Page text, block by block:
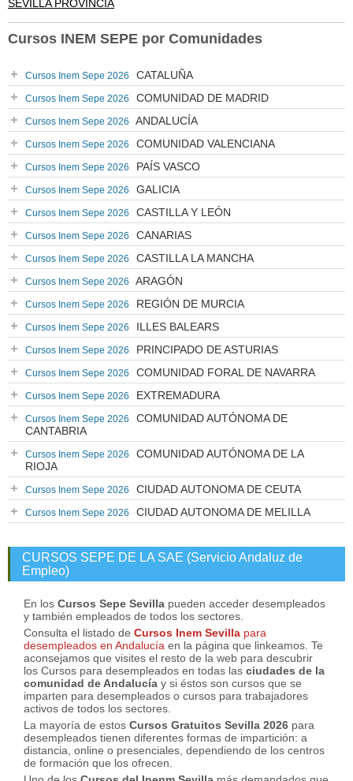
SEVILLA PROVINCIA
Cursos INEM SEPE por Comunidades
Cursos Inem Sepe 2026 CATALUÑA
Cursos Inem Sepe 2026 COMUNIDAD DE MADRID
Cursos Inem Sepe 2026 ANDALUCÍA
Cursos Inem Sepe 2026 COMUNIDAD VALENCIANA
Cursos Inem Sepe 2026 PAÍS VASCO
Cursos Inem Sepe 2026 GALICIA
Cursos Inem Sepe 2026 CASTILLA Y LEÓN
Cursos Inem Sepe 2026 CANARIAS
Cursos Inem Sepe 2026 CASTILLA LA MANCHA
Cursos Inem Sepe 2026 ARAGÓN
Cursos Inem Sepe 2026 REGIÓN DE MURCIA
Cursos Inem Sepe 2026 ILLES BALEARS
Cursos Inem Sepe 2026 PRINCIPADO DE ASTURIAS
Cursos Inem Sepe 2026 COMUNIDAD FORAL DE NAVARRA
Cursos Inem Sepe 2026 EXTREMADURA
Cursos Inem Sepe 2026
COMUNIDAD AUTÓNOMA DE
CANTABRIA
Cursos Inem Sepe 2026
COMUNIDAD AUTÓNOMA DE LA
RIOJA
Cursos Inem Sepe 2026 CIUDAD AUTONOMA DE CEUTA
Cursos Inem Sepe 2026 CIUDAD AUTONOMA DE MELILLA
CURSOS SEPE DE LA SAE (Servicio Andaluz de
Empleo)
En los Cursos Sepe Sevilla pueden acceder desempleados
y también empleados de todos los sectores.
Consulta el listado de Cursos Inem Sevilla para
desempleados en Andalucía en la página que linkeamos. Te
aconsejamos que visites el resto de la web para descubrir
los Cursos para desempleados en todas las ciudades de la
comunidad de Andalucía y si éstos son cursos que se
imparten para desempleados o cursos para trabajadores
activos de todos los sectores.
La mayoría de estos Cursos Gratuitos Sevilla 2026 para
desempleados tienen diferentes formas de impartición: a
distancia, online o presenciales, dependiendo de los centros
de formación que los ofrecen.